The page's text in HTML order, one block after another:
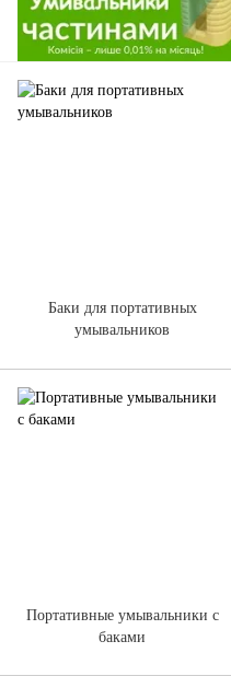
Баки для портативных
умывальников
Портативные умывальники с
баками